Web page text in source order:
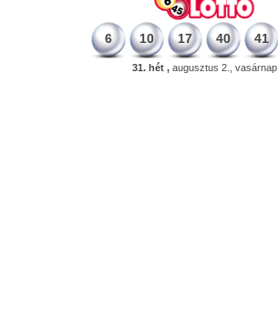
6 10 17 40 41
31. hét ,augusztus 2., vasárnap